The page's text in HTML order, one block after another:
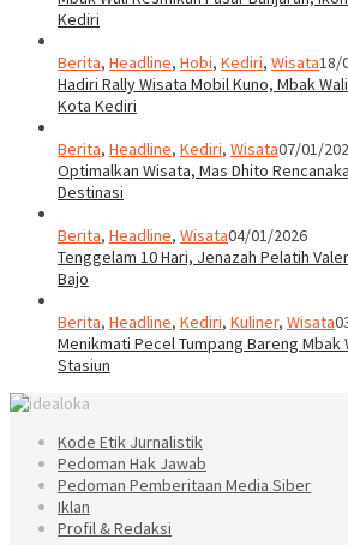
Kediri
Berita, Headline, Hobi, Kediri, Wisata18/
Hadiri Rally Wisata Mobil Kuno, Mbak
Kota Kediri
Berita, Headline, Kediri, Wisata07/01/
Optimalkan Wisata, Mas Dhito
Destinasi
Berita, Headline, Wisata04/01/2026
Tenggelam 10 Hari, Jenazah Pelatih
Bajo
Berita, Headline, Kediri, Kuliner, Wisata
Menikmati Pecel Tumpang Bareng Mbak
Stasiun
Kode Etik Jurnalistik
Pedoman Hak Jawab
Pedoman Pemberitaan Media Siber
Iklan
Profil & Redaksi